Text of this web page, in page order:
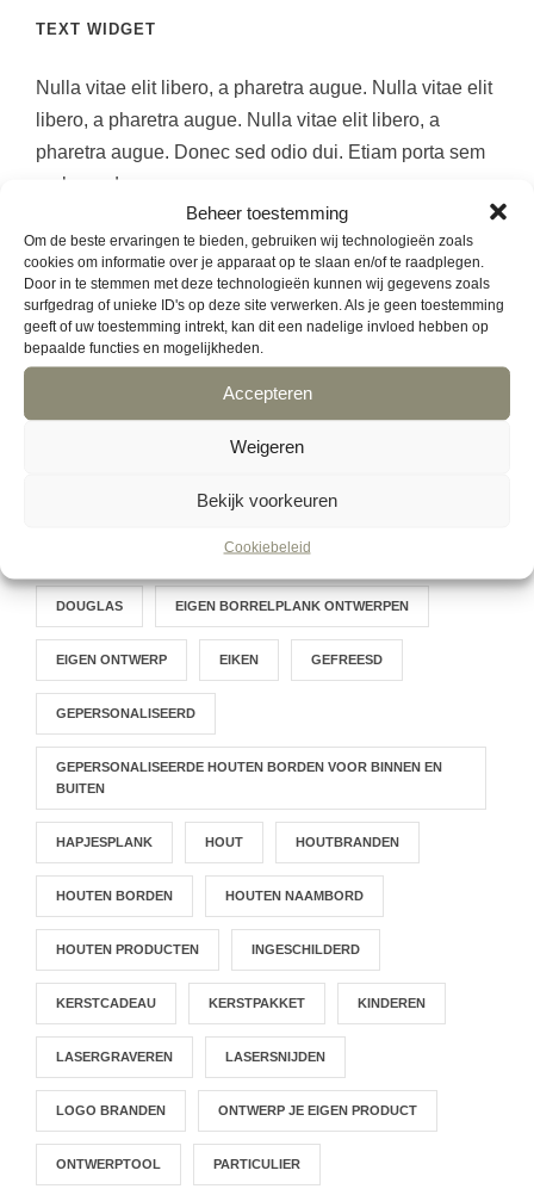
Beheer toestemming
Om de beste ervaringen te bieden, gebruiken wij technologieën zoals
cookies om informatie over je apparaat op te slaan en/of te raadplegen.
Door in te stemmen met deze technologieën kunnen wij gegevens zoals
surfgedrag of unieke ID's op deze site verwerken. Als je geen toestemming
geeft of uw toestemming intrekt, kan dit een nadelige invloed hebben op
bepaalde functies en mogelijkheden.
Accepteren
Weigeren
Bekijk voorkeuren
Cookiebeleid
TEXT WIDGET
Nulla vitae elit libero, a pharetra augue. Nulla vitae elit
libero, a pharetra augue. Nulla vitae elit libero, a
pharetra augue. Donec sed odio dui. Etiam porta sem
malesuada.
TAG CLOUD
BEDRIJF BEUKENHOUT
BORDEN VOOR BINNEN EN BUITEN
BORRELPLANK
BORRELPLANK MET LOGO BORRELPLANK MET TEKST
CREATIEF BEZIG ZIJN GEEFT RUST
DOUGLAS EIGEN BORRELPLANK ONTWERPEN
EIGEN ONTWERP EIKEN GEFREESD
GEPERSONALISEERD
GEPERSONALISEERDE HOUTEN BORDEN VOOR BINNEN EN
BUITEN
HAPJESPLANK HOUT HOUTBRANDEN
HOUTEN BORDEN HOUTEN NAAMBORD
HOUTEN PRODUCTEN INGESCHILDERD
KERSTCADEAU KERSTPAKKET KINDEREN
LASERGRAVEREN LASERSNIJDEN
LOGO BRANDEN ONTWERP JE EIGEN PRODUCT
ONTWERPTOOL PARTICULIER